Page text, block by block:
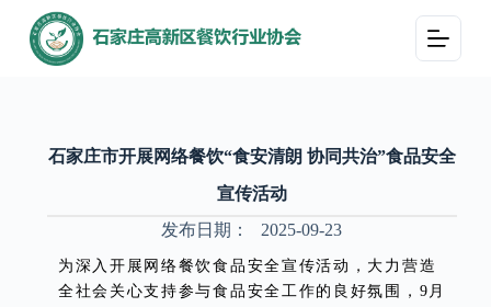
跳
过
石家庄市开展网络餐饮“食安清朗 协同共治”食品安全
宣传活动
发布日期：
2025-09-23
为深入开展网络餐饮食品安全宣传活动，大力营造
全社会关心支持参与食品安全工作的良好氛围，9月